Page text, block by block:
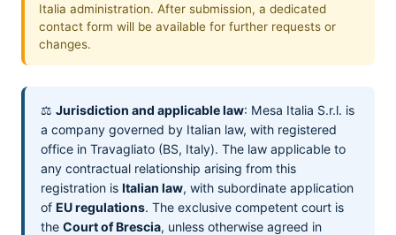
Italia administration. After submission, a dedicated
contact form will be available for further requests or
changes.
⚖️ Jurisdiction and applicable law: Mesa Italia S.r.l. is
a company governed by Italian law, with registered
office in Travagliato (BS, Italy). The law applicable to
any contractual relationship arising from this
registration is Italian law, with subordinate application
of EU regulations. The exclusive competent court is
the Court of Brescia, unless otherwise agreed in